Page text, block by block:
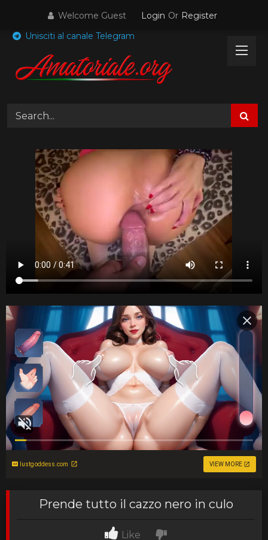
content
Welcome Guest Login Or Register
Unisciti al canale Telegram
lustgoddess.com VIEW MORE
Prende tutto il cazzo nero in culo
Like